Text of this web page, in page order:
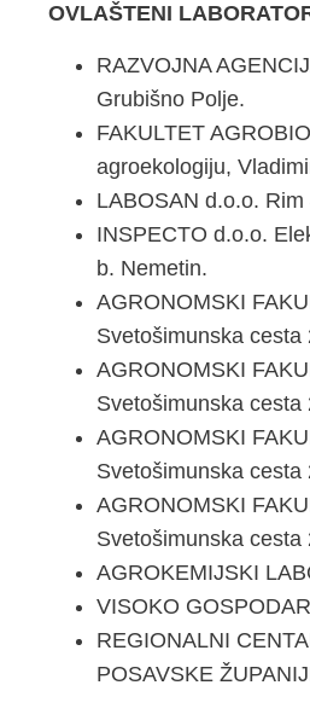
OVLAŠTENI
RAZVOJNA
Grubišno Polje.
FAKULTET
agroekologiju,
LABOSAN d.o.o.
INSPECTO d.o.o.
b. Nemetin.
AGRONOMSKI
Svetošimunska cesta
AGRONOMSKI
Svetošimunska cesta
AGRONOMSKI
Svetošimunska cesta
AGRONOMSKI
Svetošimunska cesta
AGROKEMIJSKI
VISOKO
REGIONALNI
POSAVSKE